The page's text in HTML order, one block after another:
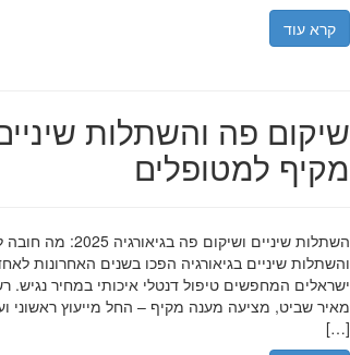
קרא עוד
שיקום פה והשתלות
מקיף למטופלים
השתלות שיניים
והשתלות שיניים בגיאורגיה הפכו בשנים האחרונות
ישראלים המחפשים טיפול דנטלי איכותי במחיר נגיש.
מאיר שביט, מציעה מענה מקיף – החל מייעוץ ראשוני
[…]